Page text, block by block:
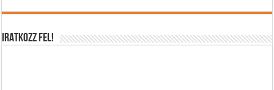
IRATKOZZ FEL!